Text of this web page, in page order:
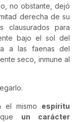
no obstante, dejó
derecha de su
clausurados para
bajo el sol del
a las faenas del
seco, inmune al
el mismo espíritu
que un carácter